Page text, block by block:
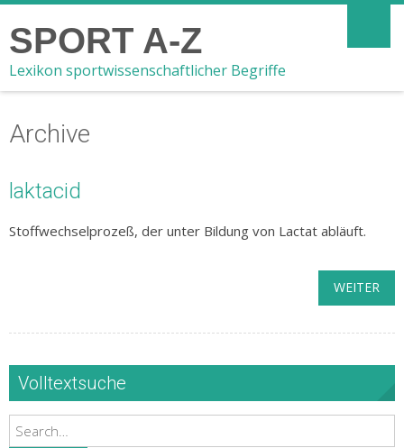
SPORT A-Z
Lexikon sportwissenschaftlicher Begriffe
Archive
laktacid
Stoffwechselprozeß, der unter Bildung von Lactat abläuft.
WEITER
Volltextsuche
Search